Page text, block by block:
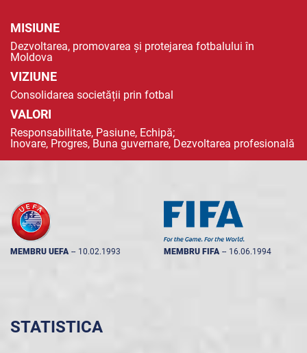
MISIUNE
Dezvoltarea, promovarea și protejarea fotbalului în
Moldova
VIZIUNE
Consolidarea societății prin fotbal
VALORI
Responsabilitate, Pasiune, Echipă;
Inovare, Progres, Buna guvernare, Dezvoltarea profesională
MEMBRU UEFA -- 10.02.1993 MEMBRU FIFA -- 16.06.1994
STATISTICA